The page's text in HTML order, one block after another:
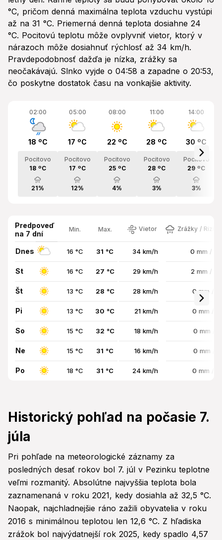
°C, pričom denná maximálna teplota vzduchu vystúpi
až na 31 °C. Priemerná denná teplota dosiahne 24
°C. Pocitovú teplotu môže ovplyvniť vietor, ktorý v
nárazoch môže dosiahnuť rýchlosť až 34 km/h.
Pravdepodobnosť dažďa je nízka, zrážky sa
neočakávajú. Slnko vyjde o 04:58 a zapadne o 20:53,
čo poskytne dostatok času na vonkajšie aktivity.
02:00
18 ºC
Pocitovo
18 ºC
21%
05:00
17 ºC
Pocitovo
17 ºC
12%
08:00
22 ºC
Pocitovo
25 ºC
4%
11:00
28 ºC
Pocitovo
28 ºC
3%
14:00
30 ºC
Pocitovo
29 ºC
3%
Predpoveď
na 7 dní
Min. Max. Vietor Zrážky /
Dnes 16 °C 31 °C 34 km/h 0 mm /
St 16 °C 27 °C 29 km/h 2 mm /
Št 13 °C 28 °C 28 km/h 0 mm /
Pi 13 °C 30 °C 21 km/h 0 mm /
So 15 °C 32 °C 18 km/h 0 mm /
Ne 15 °C 31 °C 16 km/h 0 mm /
Po 18 °C 31 °C 24 km/h 0 mm /
Historický pohľad na počasie 7.
júla
Pri pohľade na meteorologické záznamy za
posledných desať rokov bol 7. júl v Pezinku teplotne
veľmi rozmanitý. Absolútne najvyššia teplota bola
zaznamenaná v roku 2021, kedy dosiahla až 32,5 °C.
Naopak, najchladnejšie ráno zažili obyvatelia v roku
2016 s minimálnou teplotou len 12,6 °C. Z hľadiska
zrážok bol najvýdatnejší rok 2025, kedy spadlo 4,57